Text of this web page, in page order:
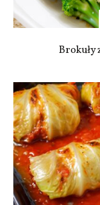
Brokuły